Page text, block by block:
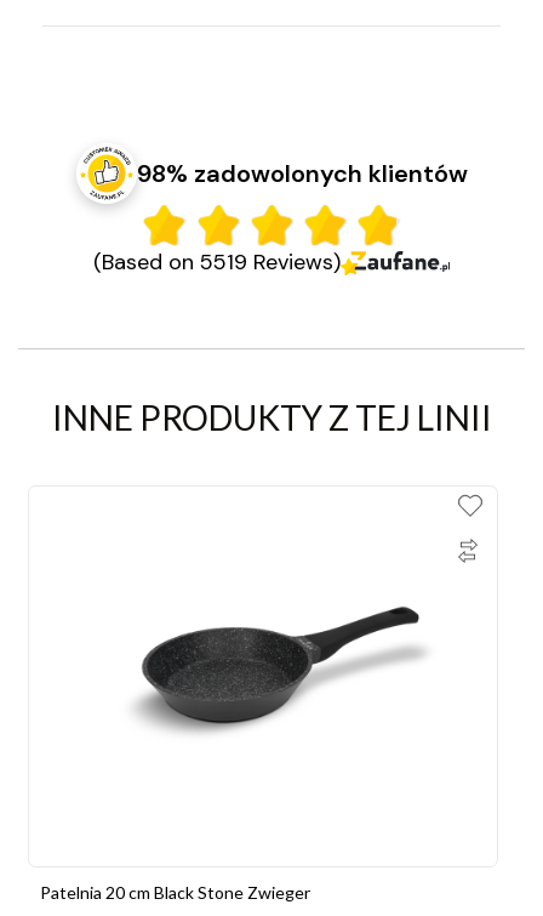
98% zadowolonych klientów
(Based on 5519 Reviews)
INNE PRODUKTY Z TEJ LINII
Patelnia 20 cm Black Stone Zwieger